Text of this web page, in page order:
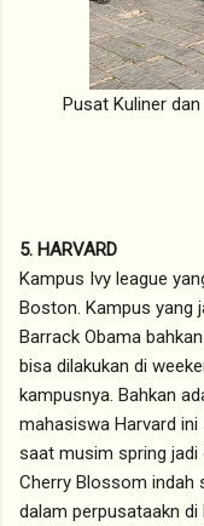
Pusat Kuliner
5. HARVARD
Kampus Ivy league
Boston. Kampus yang
Barrack Obama
bisa dilakukan di
kampusnya. Bahkan
mahasiswa Harvard
saat musim spring jadi
Cherry Blossom indah
dalam perpusataakn di